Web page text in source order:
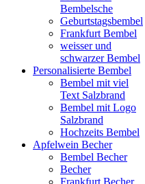
Bembelsche
Geburtstagsbembel
Frankfurt Bembel
weisser und
schwarzer Bembel
Personalisierte Bembel
Bembel mit viel
Text Salzbrand
Bembel mit Logo
Salzbrand
Hochzeits Bembel
Apfelwein Becher
Bembel Becher
Becher